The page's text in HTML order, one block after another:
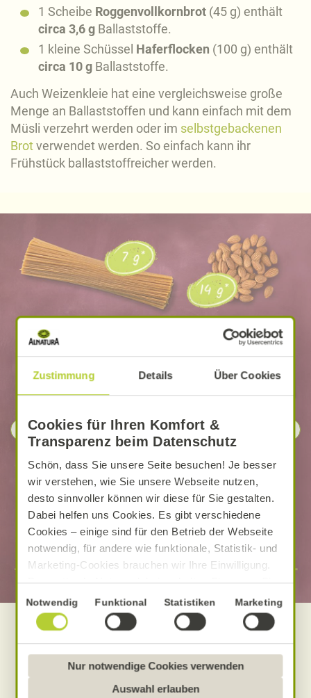
Zustimmung Details Über Cookies
Cookies für Ihren Komfort &
Transparenz beim Datenschutz
Schön, dass Sie unsere Seite besuchen! Je besser
wir verstehen, wie Sie unsere Webseite nutzen,
desto sinnvoller können wir diese für Sie gestalten.
Dabei helfen uns Cookies. Es gibt verschiedene
Cookies – einige sind für den Betrieb der Webseite
notwendig, für andere wie funktionale, Statistik- und
Marketing-Cookies brauchen wir Ihre Einwilligung.
Das optimale Nutzererlebnis erhalten Sie, wenn Sie
„Alle Cookies erlauben“ anklicken. Ihre Einwilligung
umfasst in diesem Fall auch den Einsatz von
Dienstleistern in Drittländern, die kein mit der EU
Sofern personenbezogene Daten dorthin übermittelt
werden, besteht das Risiko, dass diese erfasst und
Einwilligungsauswahl
Notwendig Funktional Statistiken Marketing
Auswahl erlauben
Nur notwendige Cookies verwenden
1 Scheibe Roggenvollkornbrot (45 g) enthält
circa 3,6 g Ballaststoffe.
1 kleine Schüssel Haferflocken (100 g) enthält
circa 10 g Ballaststoffe.
Auch Weizenkleie hat eine vergleichsweise große
Menge an Ballaststoffen und kann einfach mit dem
Müsli verzehrt werden oder im selbstgebackenen
Brotverwendet werden. So einfach kann ihr
Frühstück ballaststoffreicher werden.